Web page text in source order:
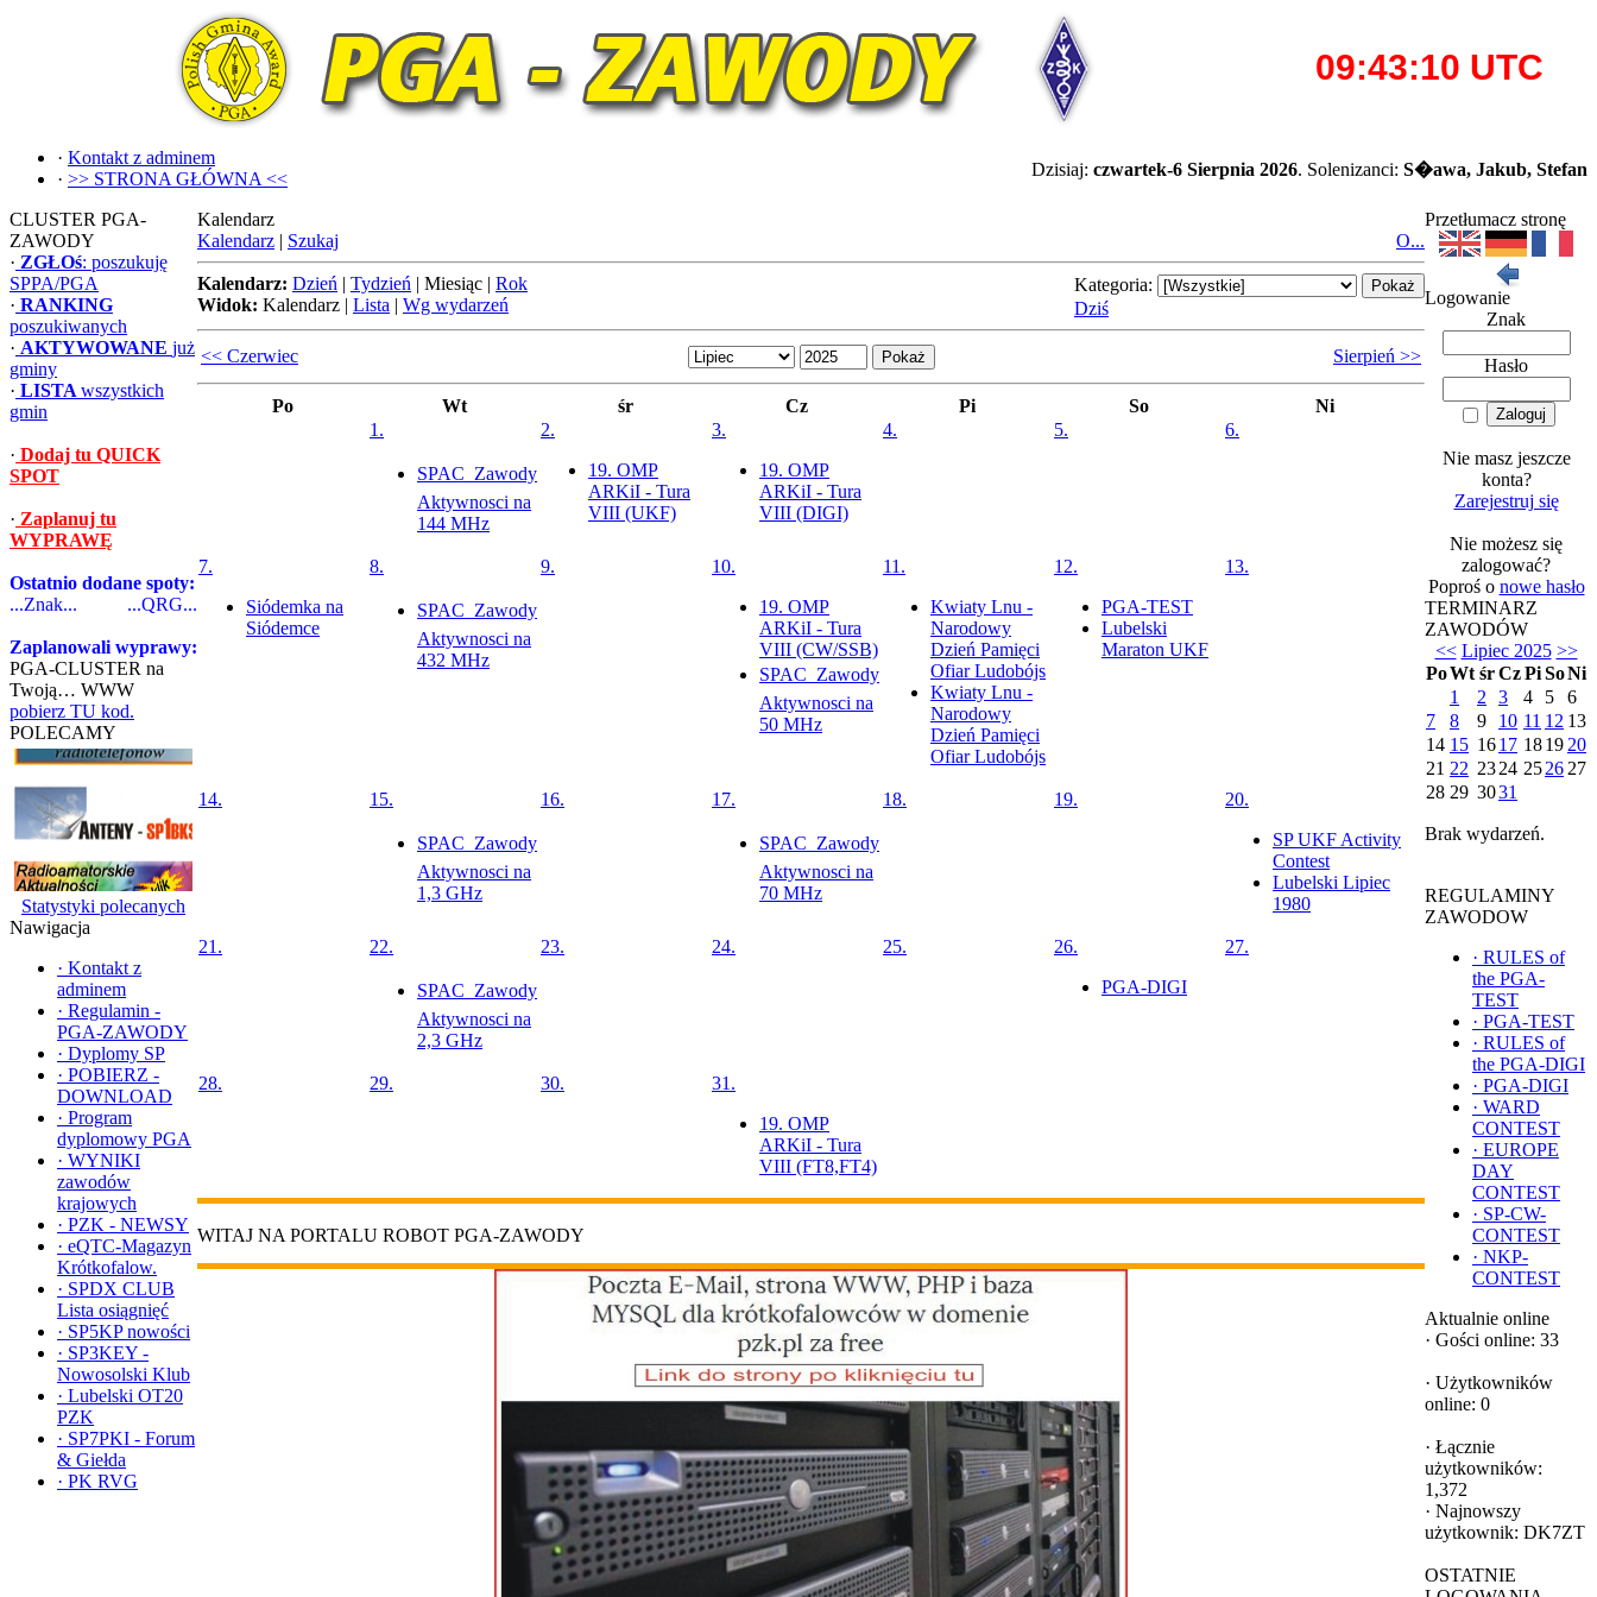
· Kontakt z adminem
· >> STRONA GŁÓWNA << Dzisiaj: czwartek-6 Sierpnia 2026. Solenizanci: S�awa, Jakub, Stefan
CLUSTER PGA-
ZAWODY
· ZGŁOś: poszukuję
SPPA/PGA
· RANKING
poszukiwanych
· AKTYWOWANE już
gminy
· LISTA wszystkich
gmin
· Dodaj tu QUICK
SPOT
· Zaplanuj tu
WYPRAWĘ
Ostatnio dodane spoty:
...Znak...
...QRG...
Zaplanowali wyprawy:
PGA-CLUSTER na
Twoją… WWW
pobierz TU kod.
POLECAMY
Statystyki polecanych
Nawigacja
· Kontakt z
adminem
· Regulamin -
PGA-ZAWODY
· Dyplomy SP
· POBIERZ -
DOWNLOAD
· Program
dyplomowy PGA
· WYNIKI
zawodów
krajowych
· PZK - NEWSY
· eQTC-Magazyn
Krótkofalow.
· SPDX CLUB
Lista osiągnięć
· SP5KP nowości
· SP3KEY -
Nowosolski Klub
· Lubelski OT20
PZK
· SP7PKI - Forum
& Giełda
· PK RVG
Kalendarz
Kalendarz | Szukaj O...
Kalendarz: Dzień | Tydzień | Miesiąc | Rok
Widok: Kalendarz | Lista | Wg wydarzeń
Kategoria:
Dziś
<< Czerwiec Sierpień >>
Po Wt śr Cz Pi So
Ni
1.
SPAC  Zawody
Aktywnosci na
144 MHz
2.
19. OMP
ARKiI - Tura
VIII (UKF)
3.
19. OMP
ARKiI - Tura
VIII (DIGI)
4. 5. 6.
7.
Siódemka na
Siódemce
8.
SPAC  Zawody
Aktywnosci na
432 MHz
9.
10.
19. OMP
ARKiI - Tura
VIII (CW/SSB)
SPAC  Zawody
Aktywnosci na
50 MHz
11.
Kwiaty Lnu -
Narodowy
Dzień Pamięci
Ofiar Ludobójs
Kwiaty Lnu -
Narodowy
Dzień Pamięci
Ofiar Ludobójs
12.
PGA-TEST
Lubelski
Maraton UKF
13.
14. 15.
SPAC  Zawody
Aktywnosci na
1,3 GHz
16. 17.
SPAC  Zawody
Aktywnosci na
70 MHz
18. 19.
20.
SP UKF Activity
Contest
Lubelski Lipiec
1980
21. 22.
SPAC  Zawody
Aktywnosci na
2,3 GHz
23. 24. 25.
26.
PGA-DIGI
27.
28. 29. 30.
31.
19. OMP
ARKiI - Tura
VIII (FT8,FT4)
WITAJ NA PORTALU ROBOT PGA-ZAWODY
Przetłumacz stronę
Logowanie
Znak
Hasło
Nie masz jeszcze
konta?
Zarejestruj się
Nie możesz się
zalogować?
Poproś o nowe hasło
TERMINARZ
ZAWODÓW
<< Lipiec 2025 >>
PoWt śr CzPiSoNi
1
2 3 4 5
6
7
8 9 10 11 12 13
14 15 1617 1819 20
21 22 2324 2526 27
28 29 3031
Brak wydarzeń.
REGULAMINY
ZAWODOW
· RULES of
the PGA-
TEST
· PGA-TEST
· RULES of
the PGA-DIGI
· PGA-DIGI
· WARD
CONTEST
· EUROPE
DAY
CONTEST
· SP-CW-
CONTEST
· NKP-
CONTEST
Aktualnie online
· Gości online: 33
· Użytkowników
online: 0
· Łącznie
użytkowników:
1,372
· Najnowszy
użytkownik: DK7ZT
OSTATNIE